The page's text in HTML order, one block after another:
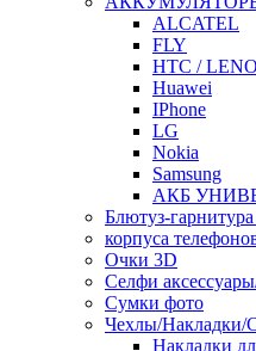
ALCATEL
FLY
HTC /
Huawei
IPhone
LG
Nokia
Samsung
АКБ
Блютуз-
корпуса
Очки 3D
Селфи
Сумки фото
Чехлы/Накладки/
Накладки